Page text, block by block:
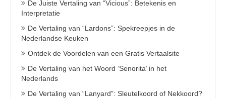
De Juiste Vertaling van “Vicious”: Betekenis en
Interpretatie
De Vertaling van “Lardons”: Spekreepjes in de
Nederlandse Keuken
Ontdek de Voordelen van een Gratis Vertaalsite
De Vertaling van het Woord ‘Senorita’ in het
Nederlands
De Vertaling van “Lanyard”: Sleutelkoord of Nekkoord?